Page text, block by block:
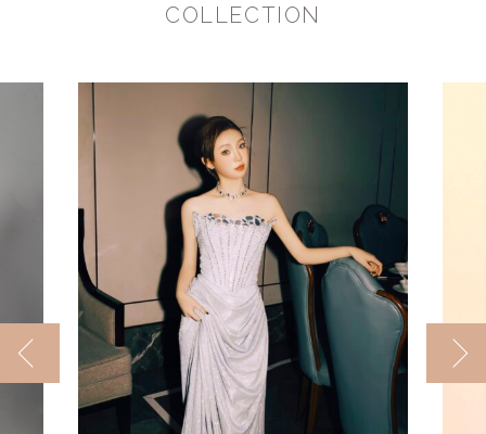
COLLECTION